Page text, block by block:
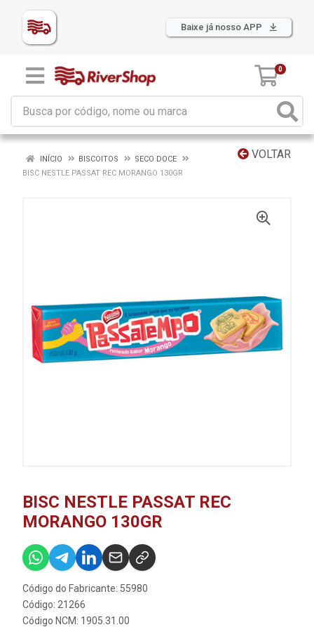
Baixe já nosso APP
0
VOLTAR
INÍCIO BISCOITOS
SECO DOCE
BISC NESTLE PASSAT REC MORANGO 130GR
BISC NESTLE PASSAT REC
MORANGO 130GR
Código do Fabricante: 55980
Código: 21266
Código NCM: 1905.31.00